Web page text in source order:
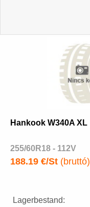
Hankook W340A XL
255/60R18 - 112V
188.19 €/St (bruttó)
Lagerbestand: